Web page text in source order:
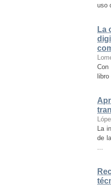
uso
La
Con
La
de
...